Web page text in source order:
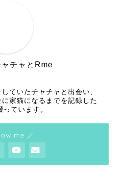
チャとRme
ていたチャチャと出会い、
家猫になるまでを記録した
ています。
me ／